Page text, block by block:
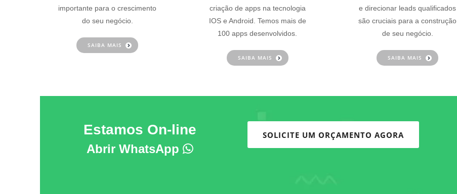
importante para o crescimento
do seu negócio.
SAIBA MAIS
criação de apps na tecnologia
IOS e Android. Temos mais de
100 apps desenvolvidos.
SAIBA MAIS
e direcionar leads qualificados
são cruciais para a construção
de seu negócio.
SAIBA MAIS
Estamos On-line
Abrir WhatsApp
SOLICITE UM ORÇAMENTO AGORA